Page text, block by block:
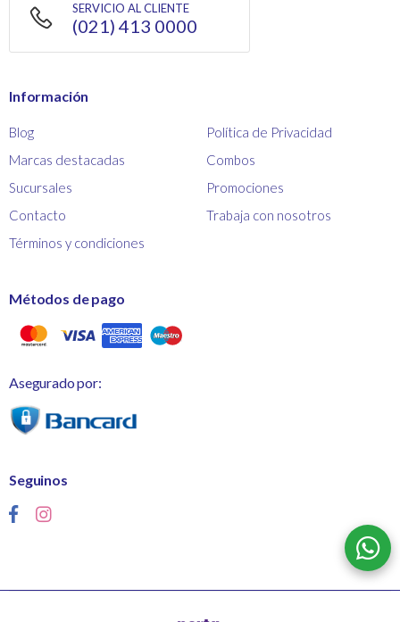
SERVICIO AL CLIENTE
(021) 413 0000
Información
Blog
Marcas destacadas
Sucursales
Contacto
Términos y condiciones
Política de Privacidad
Combos
Promociones
Trabaja con nosotros
Métodos de pago
Asegurado por:
Seguinos